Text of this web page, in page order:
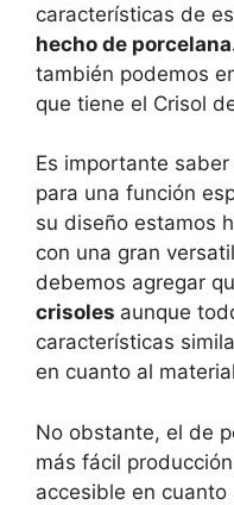
características de
hecho de
también podemos
que tiene el Crisol
Es importante
para una función
su diseño estamos
con una gran
debemos agregar
crisoles aunque
características
en cuanto al
No obstante, el de
más fácil
accesible en